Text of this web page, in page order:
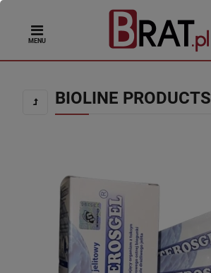
MENU
BIOLINE PRODUCTS